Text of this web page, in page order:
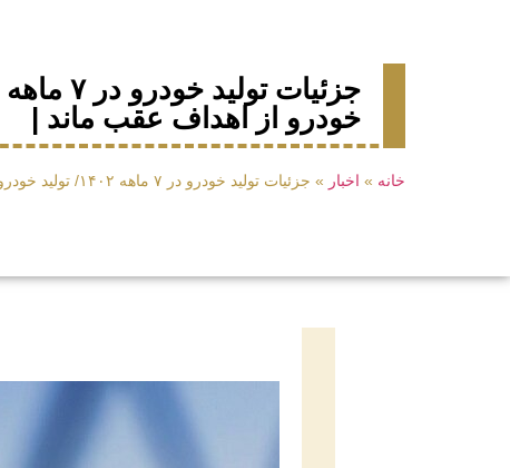
خودرو از اهداف عقب ماند |
خانه » اخبار » جزئیات تولید خودرو در ۷ ماهه ۱۴۰۲/ تولید خودرو از اهداف عقب ماند |